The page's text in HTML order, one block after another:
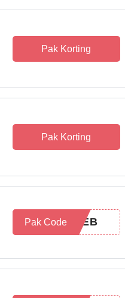
Pak Korting
Pak Korting
NPEB
Pak Code